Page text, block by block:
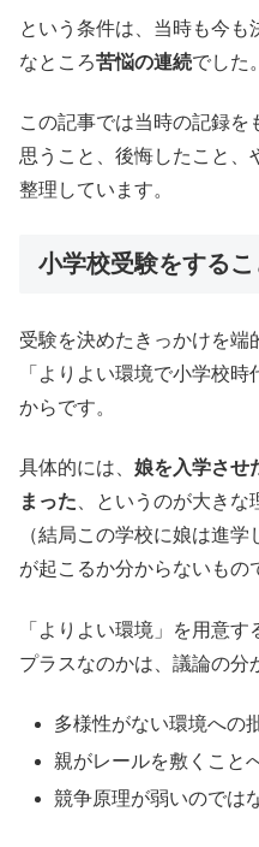
という条件は、当時も今も
なところ苦悩の連続でした。
この記事では当時の記録を
思うこと、後悔したこと、
整理しています。
小学校受験をする
受験を決めたきっかけを端
「よりよい環境で小学校
からです。
具体的には、 娘を入学させ
まった 、というのが大きな
（結局この学校に娘は進
が起こるか分からないもの
「よりよい環境」を用意
プラスなのかは、議論の分
多様性がない環境への
親がレールを敷くこと
競争原理が弱いのでは